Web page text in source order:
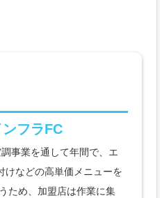
フラFC
事業を通して年間で、エ
けなどの高単価メニューを
ため、加盟店は作業に集